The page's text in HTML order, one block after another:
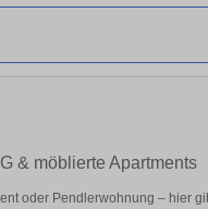
& möblierte Apartments
oder Pendlerwohnung – hier